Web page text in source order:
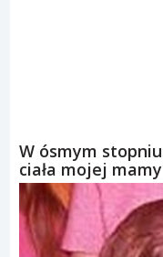
W ósmym
ciała mojej mamy